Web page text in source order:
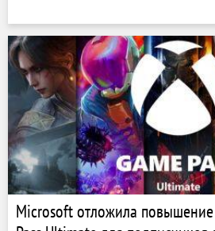
Microsoft отложила